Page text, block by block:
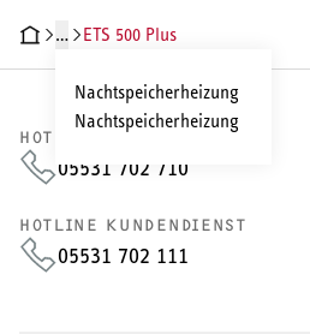
DATENDOKUMENTE
…
Nachtspeicherheizung
Nachtspeicherheizung
ETS 500 Plus
HOTLINE VERTRIEB
05531 702 710
HOTLINE KUNDENDIENST
05531 702 111